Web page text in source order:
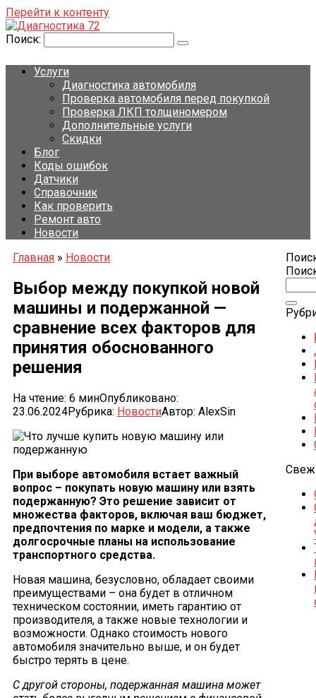
Перейти к контенту
Поиск:
Услуги
Диагностика автомобиля
Проверка автомобиля перед покупкой
Проверка ЛКП толщиномером
Дополнительные услуги
Скидки
Блог
Коды ошибок
Датчики
Справочник
Как проверить
Ремонт авто
Новости
Главная » Новости
Выбор между покупкой новой
машины и подержанной —
сравнение всех факторов для
принятия обоснованного
решения
На чтение: 6 минОпубликовано:
23.06.2024Рубрика: НовостиАвтор: AlexSin
При выборе автомобиля встает важный
вопрос – покупать новую машину или взять
подержанную? Это решение зависит от
множества факторов, включая ваш бюджет,
предпочтения по марке и модели, а также
долгосрочные планы на использование
транспортного средства.
Новая машина, безусловно, обладает своими
преимуществами – она будет в отличном
техническом состоянии, иметь гарантию от
производителя, а также новые технологии и
возможности. Однако стоимость нового
автомобиля значительно выше, и он будет
быстро терять в цене.
С другой стороны, подержанная машина может